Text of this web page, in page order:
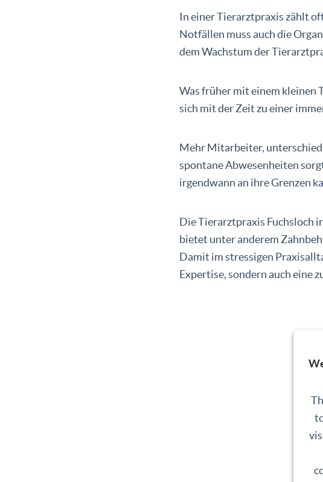
In einer Tierarztpraxis zählt
Notfällen muss auch die
dem Wachstum der
Was früher mit einem kleinen
sich mit der Zeit zu einer
Mehr Mitarbeiter,
spontane Abwesenheiten
irgendwann an ihre Grenzen
Die Tierarztpraxis Fuchsloch
bietet unter anderem
Damit im stressigen
Expertise, sondern auch eine